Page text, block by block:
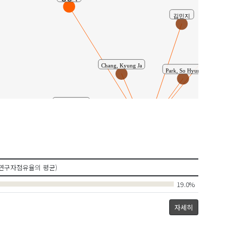
김민지
Park, So Hyun
Chang, Kyung Ja
이은영
구자점유율의 평균)
19.0%
자세히